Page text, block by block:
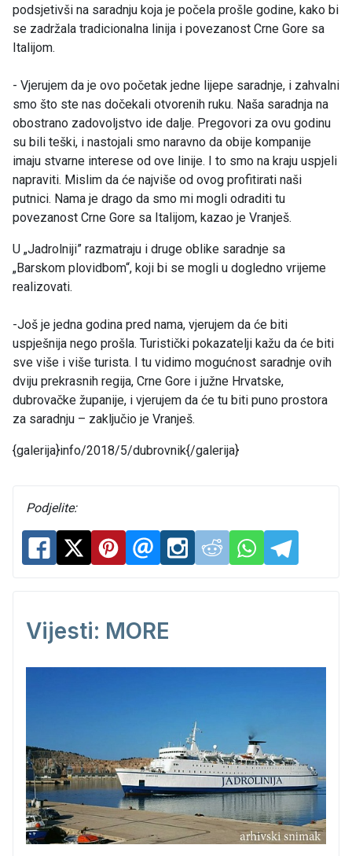
podsjetivši na saradnju koja je počela prošle godine, kako bi
se zadržala tradicionalna linija i povezanost Crne Gore sa
Italijom.
- Vjerujem da je ovo početak jedne lijepe saradnje, i zahvalni
smo što ste nas dočekali otvorenih ruku. Naša saradnja na
obostrano zadovoljstvo ide dalje. Pregovori za ovu godinu
su bili teški, i nastojali smo naravno da obije kompanije
imaju stvarne interese od ove linije. I to smo na kraju uspjeli
napraviti. Mislim da će najviše od ovog profitirati naši
putnici. Nama je drago da smo mi mogli odraditi tu
povezanost Crne Gore sa Italijom, kazao je Vranješ.
U „Jadrolniji” razmatraju i druge oblike saradnje sa
„Barskom plovidbom“, koji bi se mogli u dogledno vrijeme
realizovati.
-Još je jedna godina pred nama, vjerujem da će biti
uspješnija nego prošla. Turistički pokazatelji kažu da će biti
sve više i više turista. I tu vidimo mogućnost saradnje ovih
dviju prekrasnih regija, Crne Gore i južne Hrvatske,
dubrovačke županije, i vjerujem da će tu biti puno prostora
za saradnju – zaključio je Vranješ.
{galerija}info/2018/5/dubrovnik{/galerija}
Podjelite:
Vijesti: MORE